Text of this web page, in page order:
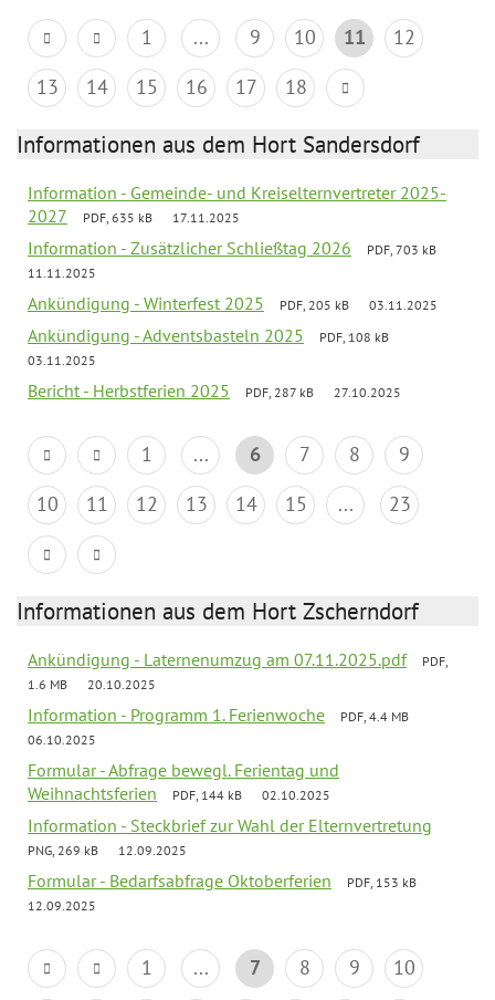
1 ... 9 10 11
12
13
14 15 16 17 18
Informationen aus dem Hort Sandersdorf
Information - Gemeinde- und Kreiselternvertreter 2025-
2027
PDF, 635 kB 17.11.2025
Information - Zusätzlicher Schließtag 2026
PDF, 703 kB
11.11.2025
Ankündigung - Winterfest 2025 PDF, 205 kB 03.11.2025
Ankündigung - Adventsbasteln 2025
PDF, 108 kB
03.11.2025
Bericht - Herbstferien 2025 PDF, 287 kB 27.10.2025
1 ... 6 7 8
9
10
11 12 13 14 15 ... 23
Informationen aus dem Hort Zscherndorf
Ankündigung - Laternenumzug am 07.11.2025.pdf
PDF,
1.6 MB
20.10.2025
Information - Programm 1. Ferienwoche
PDF, 4.4 MB
06.10.2025
Formular - Abfrage bewegl. Ferientag und
Weihnachtsferien
PDF, 144 kB 02.10.2025
Information - Steckbrief zur Wahl der Elternvertretung
PNG, 269 kB 12.09.2025
Formular - Bedarfsabfrage Oktoberferien
PDF, 153 kB
12.09.2025
1 ... 7 8 9
10